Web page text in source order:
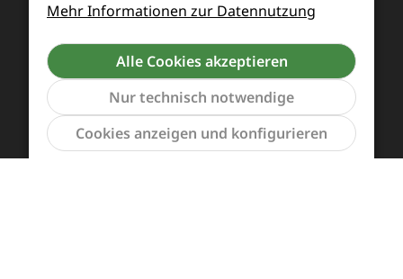
Mehr Informationen zur Datennutzung
Alle Cookies akzeptieren
Nur technisch notwendige
Cookies anzeigen und konfigurieren